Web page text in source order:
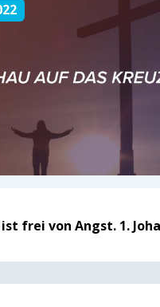
frei von Angst. 1.